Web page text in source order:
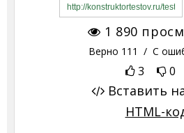
1 890
Верно 111 / С
3 0
Вставить
HTML-